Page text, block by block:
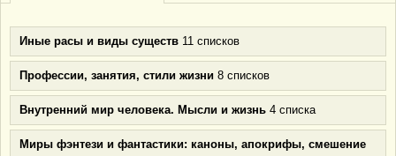
Иные расы и виды существ 11 списков
Профессии, занятия, стили жизни 8 списков
Внутренний мир человека. Мысли и жизнь 4 списка
Миры фэнтези и фантастики: каноны, апокрифы, смешение